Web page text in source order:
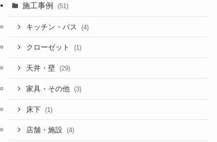
施工事例 (51)
キッチン・バス (4)
クローゼット (1)
天井・壁 (29)
家具・その他 (3)
床下 (1)
店舗・施設 (4)